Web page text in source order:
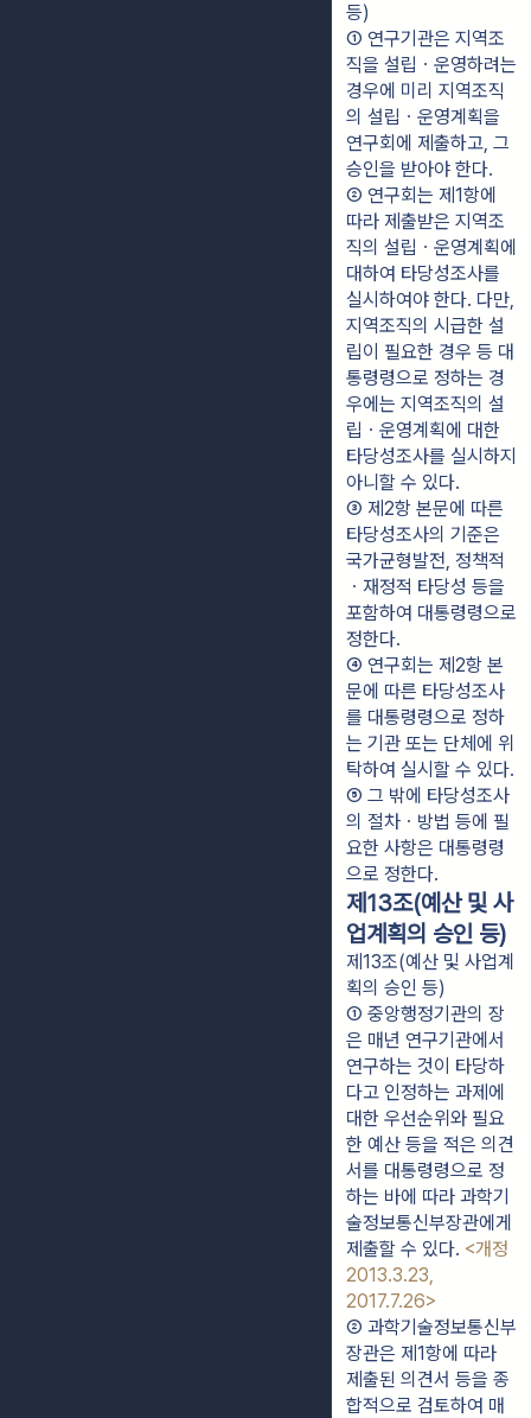
등)
① 연구기관은 지역조
직을 설립ㆍ운영하려는
경우에 미리 지역조직
의 설립ㆍ운영계획을
연구회에 제출하고, 그
승인을 받아야 한다.
② 연구회는 제1항에
따라 제출받은 지역조
직의 설립ㆍ운영계획에
대하여 타당성조사를
실시하여야 한다. 다만,
지역조직의 시급한 설
립이 필요한 경우 등 대
통령령으로 정하는 경
우에는 지역조직의 설
립ㆍ운영계획에 대한
타당성조사를 실시하지
아니할 수 있다.
③ 제2항 본문에 따른
타당성조사의 기준은
국가균형발전, 정책적
ㆍ재정적 타당성 등을
포함하여 대통령령으로
정한다.
④ 연구회는 제2항 본
문에 따른 타당성조사
를 대통령령으로 정하
는 기관 또는 단체에 위
탁하여 실시할 수 있다.
⑤ 그 밖에 타당성조사
의 절차ㆍ방법 등에 필
요한 사항은 대통령령
으로 정한다.
제13조(예산 및 사
업계획의 승인 등)
제13조(예산 및 사업계
획의 승인 등)
① 중앙행정기관의 장
은 매년 연구기관에서
연구하는 것이 타당하
다고 인정하는 과제에
대한 우선순위와 필요
한 예산 등을 적은 의견
서를 대통령령으로 정
하는 바에 따라 과학기
술정보통신부장관에게
제출할 수 있다. <개정
2013.3.23,
2017.7.26>
② 과학기술정보통신부
장관은 제1항에 따라
제출된 의견서 등을 종
합적으로 검토하여 매